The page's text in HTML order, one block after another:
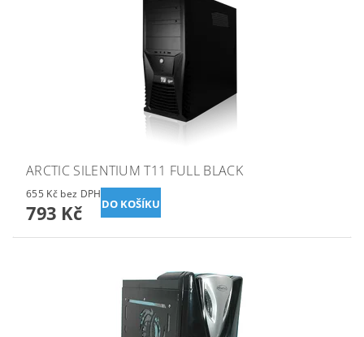
ARCTIC SILENTIUM T11 FULL BLACK
655 Kč bez DPH
793 Kč